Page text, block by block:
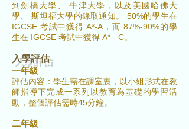
到劍橋大學、 牛津大學，以及美國哈佛大
學、 斯坦福大學的錄取通知。 50%的學生在
IGCSE 考試中獲得 A*-A，而 87%-90%的學
生在 IGCSE 考試中獲得 A* - C。
入學評估
一年級
評估內容：學生需在課室裏，以小組形式在教
師指導下完成一系列 以教育為基礎的學習活
動，整個評估需時45分鐘。
二年級